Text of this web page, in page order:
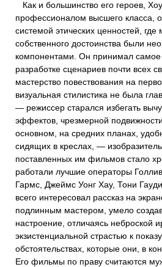
Как и большинство его героев,
профессионалом высшего класса,
системой этических ценностей, где
собственного достоинства были
компонентами. Он принимал самое
разработке сценариев почти всех
мастерство повествования на
визуальная стилистика не была
— режиссер старался избегать
эффектов, чрезмерной
основном, на средних планах,
сидящих в креслах, —
поставленных им фильмов стало
работали лучшие операторы
Гармс, Джеймс Уонг Хау, Тони
всего интересовал рассказ на
подлинным мастером, умело
настроение, отличаясь неброской
экзистенциальной страстью к
обстоятельствах, которые они, в
Его фильмы по праву считаются